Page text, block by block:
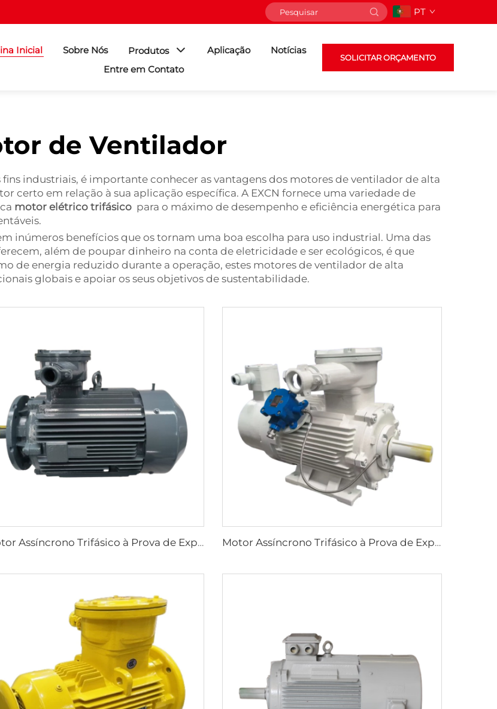
PT
Inicial Sobre Nós Produtos Aplicação
Notícias
Entre em Contato
SOLICITAR ORÇAMENTO
de Ventilador
industriais, é importante conhecer as vantagens dos motores de ventilador de alta
certo em relação à sua aplicação específica. A EXCN fornece uma variedade de
motor elétrico trifásico para o máximo de desempenho e eficiência energética para
inúmeros benefícios que os tornam uma boa escolha para uso industrial. Uma das
além de poupar dinheiro na conta de eletricidade e ser ecológicos, é que
de energia reduzido durante a operação, estes motores de ventilador de alta
globais e apoiar os seus objetivos de sustentabilidade.
Motor Assíncrono Trifásico à Prova de Explosão de Baixa Tensão de Alta Eficiência Ultra-Alta Série YBX5 Motor Assíncrono Trifásico à Prova de Explosão com Regulação de Velocidade por Frequência Variável Série YBBP